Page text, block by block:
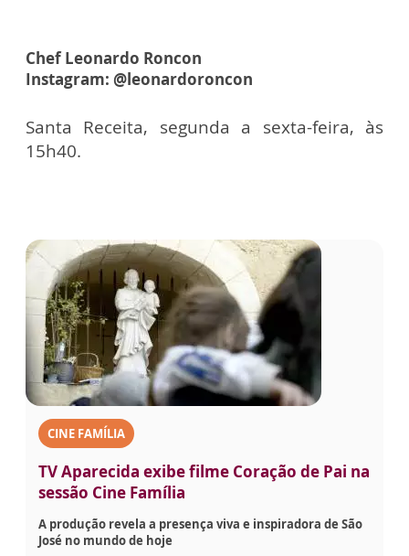
Chef Leonardo Roncon
Instagram: @leonardoroncon
Santa Receita, segunda a sexta-feira, às
15h40.
CINE FAMÍLIA
TV Aparecida exibe filme Coração de Pai na
sessão Cine Família
A produção revela a presença viva e inspiradora de São
José no mundo de hoje